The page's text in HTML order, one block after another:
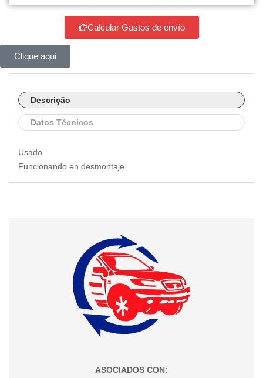
Calcular Gastos de envío
Clique aqui
Descrição
Datos Técnicos
Usado
Funcionando en desmontaje
ASOCIADOS CON: